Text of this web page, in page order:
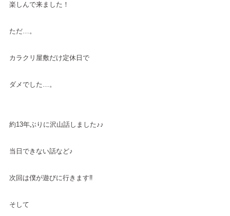
楽しんで来ました！
ただ…。
カラクリ屋敷だけ定休日で
ダメでした…。
約13年ぶりに沢山話しました♪♪
当日できない話など♪
次回は僕が遊びに行きます‼︎
そして